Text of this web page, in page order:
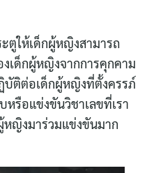
ตูให้เด็กผู้หญิงสามารถ
เด็กผู้หญิงจากการคุกคาม
ฏิบัติต่อเด็กผู้หญิงที่ตั้งครรภ์
หรือแข่งขันวิชาเลขที่เรา
หญิงมาร่วมแข่งขันมาก